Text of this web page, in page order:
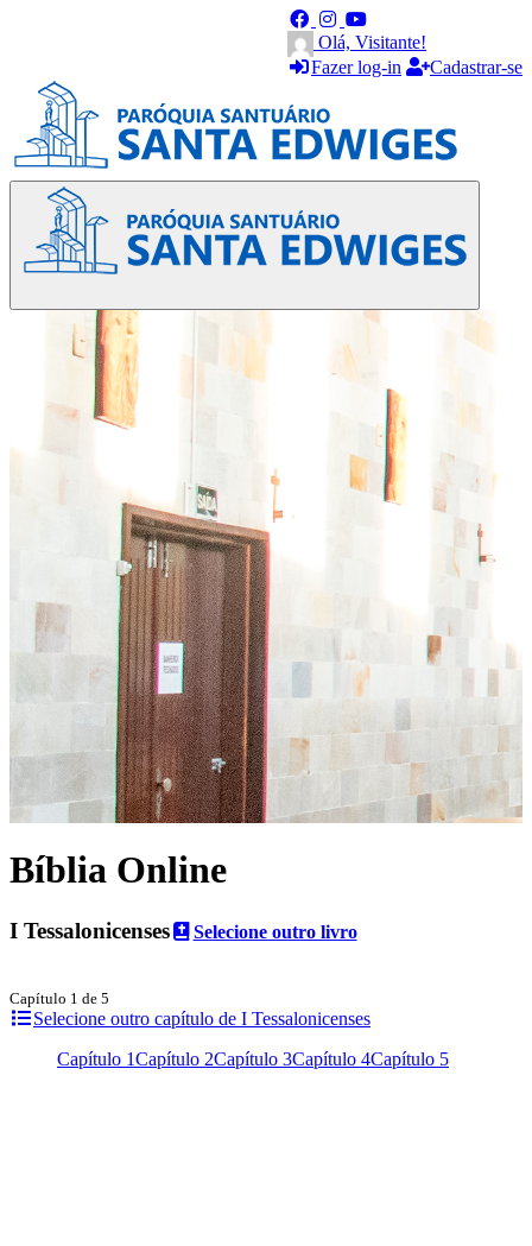
Olá, Visitante!
Fazer log-in
Cadastrar-se
Bíblia Online
I Tessalonicenses Selecione outro livro
Capítulo 1 de 5
Selecione outro capítulo de I Tessalonicenses
Capítulo 1Capítulo 2Capítulo 3Capítulo 4Capítulo 5